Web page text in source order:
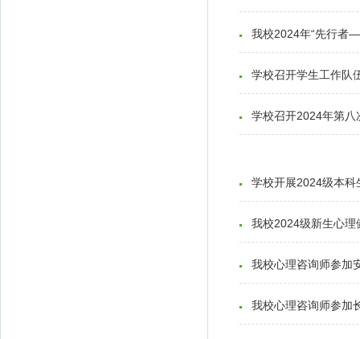
我校2024年“先行者
学校召开学生工作队
学校召开2024年第八
学校开展2024级本科
我校2024级新生心理
我校心理咨询师参加
我校心理咨询师参加